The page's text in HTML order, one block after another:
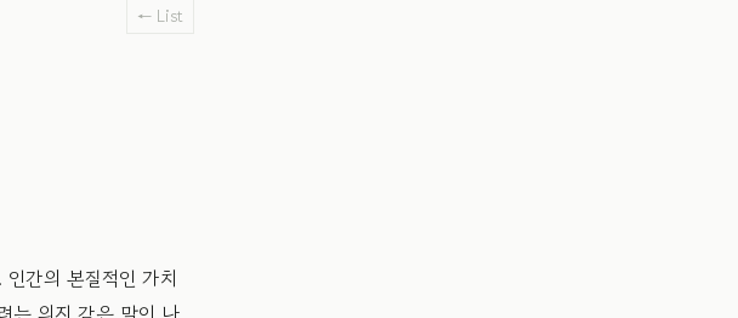
← List
간의 본질적인 가치